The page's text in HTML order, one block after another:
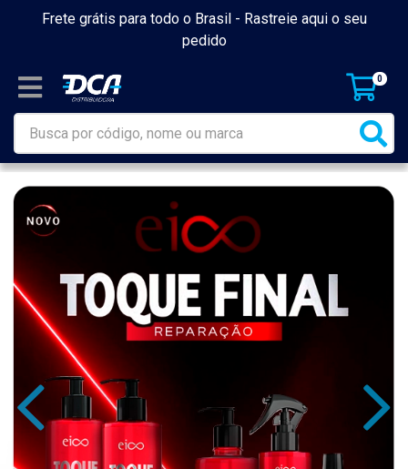
Frete grátis para todo o Brasil - Rastreie aqui o seu
pedido
0